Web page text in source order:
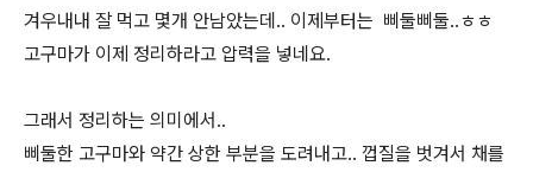
겨우내내 잘 먹고 몇개 안남았는데.. 이제부터는 삐둘삐둘..ㅎㅎ
고구마가 이제 정리하라고 압력을 넣네요.
그래서 정리하는 의미에서..
삐둘한 고구마와 약간 상한 부분을 도려내고.. 껍질을 벗겨서 채를